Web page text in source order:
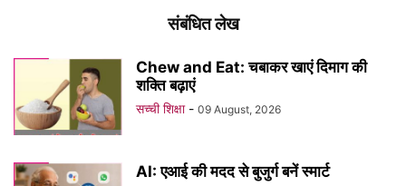
संबंधित लेख
Chew and Eat: चबाकर खाएं दिमाग की
शक्ति बढ़ाएं
सच्ची शिक्षा - 09 August, 2026
AI: एआई की मदद से बुजुर्ग बनें स्मार्ट